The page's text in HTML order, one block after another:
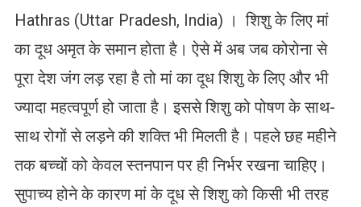
Hathras (Uttar Pradesh, India) । शिशु के लिए मां
का दूध अमृत के समान होता है। ऐसे में अब जब कोरोना से
पूरा देश जंग लड़ रहा है तो मां का दूध शिशु के लिए और भी
ज्यादा महत्वपूर्ण हो जाता है। इससे शिशु को पोषण के साथ-
साथ रोगों से लड़ने की शक्ति भी मिलती है। पहले छह महीने
तक बच्चों को केवल स्तनपान पर ही निर्भर रखना चाहिए।
सुपाच्य होने के कारण मां के दूध से शिशु को किसी भी तरह